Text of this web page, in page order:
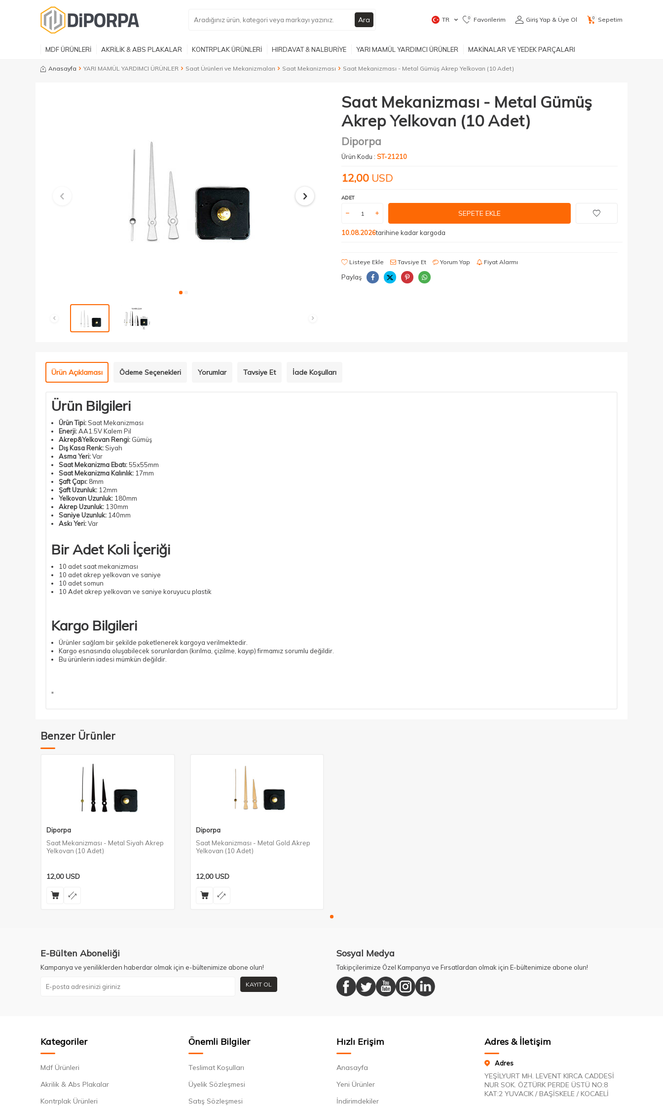
Ara TR 0 Favorilerim Giriş Yap & Üye Ol 0 Sepetim
MDF ÜRÜNLERİ AKRİLİK & ABS PLAKALAR KONTRPLAK ÜRÜNLERİ HIRDAVAT & NALBURİYE YARI MAMÜL YARDIMCI ÜRÜNLER MAKİNALAR VE YEDEK PARÇALARI
Anasayfa YARI MAMÜL YARDIMCI ÜRÜNLER Saat Ürünleri ve Mekanizmaları Saat Mekanizması Saat Mekanizması - Metal Gümüş Akrep Yelkovan (10 Adet)
Saat Mekanizması - Metal Gümüş
Akrep Yelkovan (10 Adet)
Diporpa
Ürün Kodu : ST-21210
12,00 USD
ADET
SEPETE EKLE
10.08.2026tarihine kadar kargoda
Listeye Ekle Tavsiye Et Yorum Yap Fiyat Alarmı
Paylaş
Ürün Açıklaması Ödeme Seçenekleri Yorumlar Tavsiye Et İade Koşulları
Ürün Bilgileri
Ürün Tipi: Saat Mekanizması
Enerji:AA1.5V Kalem Pil
Akrep&Yelkovan Rengi: Gümüş
Dış Kasa Renk: Siyah
Asma Yeri:Var
Saat Mekanizma Ebatı:55x55mm
Saat Mekanizma Kalınlık: 17mm
Şaft Çapı: 8mm
Şaft Uzunluk: 12mm
Yelkovan Uzunluk: 180mm
Akrep Uzunluk: 130mm
Saniye Uzunluk: 140mm
Askı Yeri:Var
Bir Adet Koli İçeriği
10 adet saat mekanizması
10 adet akrep yelkovan ve saniye
10 adet somun
10 Adet akrep yelkovan ve saniye koruyucu plastik
Kargo Bilgileri
Ürünler sağlam bir şekilde paketlenerek kargoya verilmektedir.
Kargo esnasında oluşabilecek sorunlardan (kırılma, çizilme, kayıp) firmamız sorumlu değildir.
Bu ürünlerin iadesi mümkün değildir.
"
Benzer Ürünler
Diporpa
Saat Mekanizması - Metal Siyah Akrep
Yelkovan (10 Adet)
12,00USD
Diporpa
Saat Mekanizması - Metal Gold Akrep
Yelkovan (10 Adet)
12,00USD
E-Bülten Aboneliği
Kampanya ve yeniliklerden haberdar olmak için e-bültenimize abone olun!
KAYIT OL
Sosyal Medya
Takipçilerimize Özel Kampanya ve Fırsatlardan olmak için E-bültenimize abone olun!
Kategoriler
Mdf Ürünleri
Akrilik & Abs Plakalar
Kontrplak Ürünleri
Önemli Bilgiler
Teslimat Koşulları
Üyelik Sözleşmesi
Satış Sözleşmesi
Hızlı Erişim
Anasayfa
Yeni Ürünler
İndirimdekiler
Adres & İletişim
Adres
YEŞİLYURT MH. LEVENT KIRCA CADDESİ
NUR SOK. ÖZTÜRK PERDE ÜSTÜ NO:8
KAT:2 YUVACIK / BAŞİSKELE / KOCAELİ